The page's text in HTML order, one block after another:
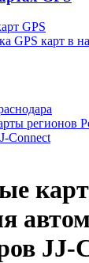
GPS
GPS карт в
регионов
Connect
JJ-